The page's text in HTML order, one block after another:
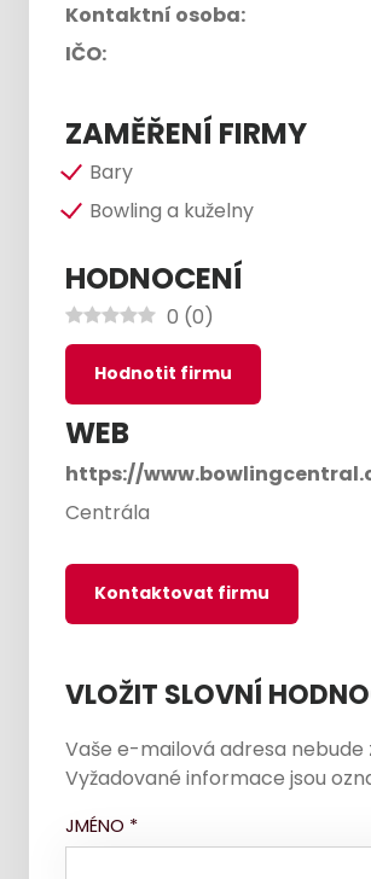
Kontaktní osoba:
IČO:
ZAMĚŘENÍ FIRMY
Bary
Bowling a kuželny
HODNOCENÍ
0 (0)
Hodnotit firmu
WEB
https://
Centrála
Kontaktovat firmu
VLOŽIT SLOVNÍ
Vaše e-mailová adresa nebude
Vyžadované informace jsou
JMÉNO *